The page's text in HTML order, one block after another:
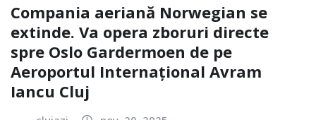
Compania aeriană Norwegian se
extinde. Va opera zboruri directe
spre Oslo Gardermoen de pe
Aeroportul Internaţional Avram
Iancu Cluj